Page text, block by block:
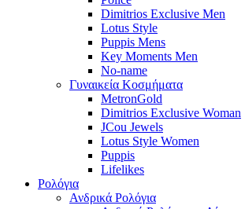
Dimitrios Exclusive Men
Lotus Style
Puppis Mens
Key Moments Men
No-name
Γυναικεία Κοσμήματα
MetronGold
Dimitrios Exclusive Woman
JCou Jewels
Lotus Style Women
Puppis
Lifelikes
Ρολόγια
Ανδρικά Ρολόγια